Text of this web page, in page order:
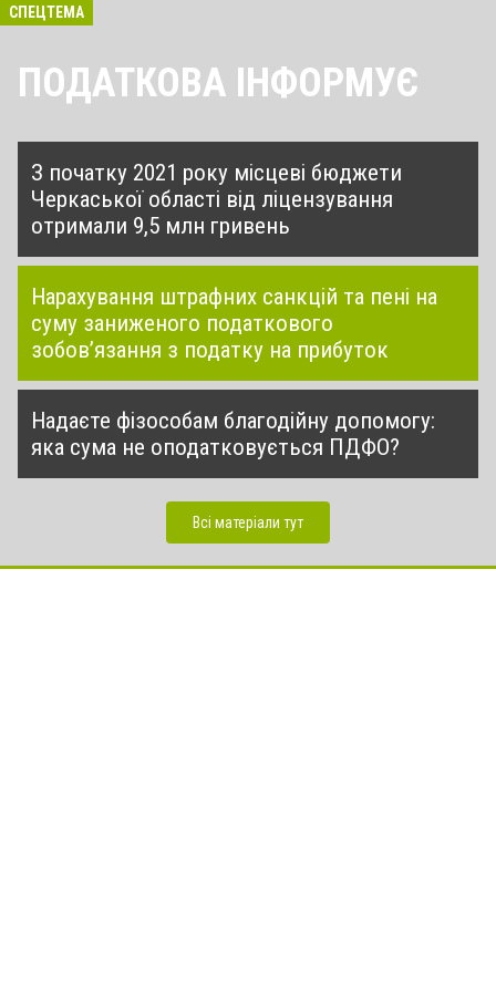
СПЕЦТЕМА
ПОДАТКОВА ІНФОРМУЄ
З початку 2021 року місцеві бюджети
Черкаської області від ліцензування
отримали 9,5 млн гривень
Нарахування штрафних санкцій та пені на
суму заниженого податкового
зобов’язання з податку на прибуток
Надаєте фізособам благодійну допомогу:
яка сума не оподатковується ПДФО?
Всі матеріали тут